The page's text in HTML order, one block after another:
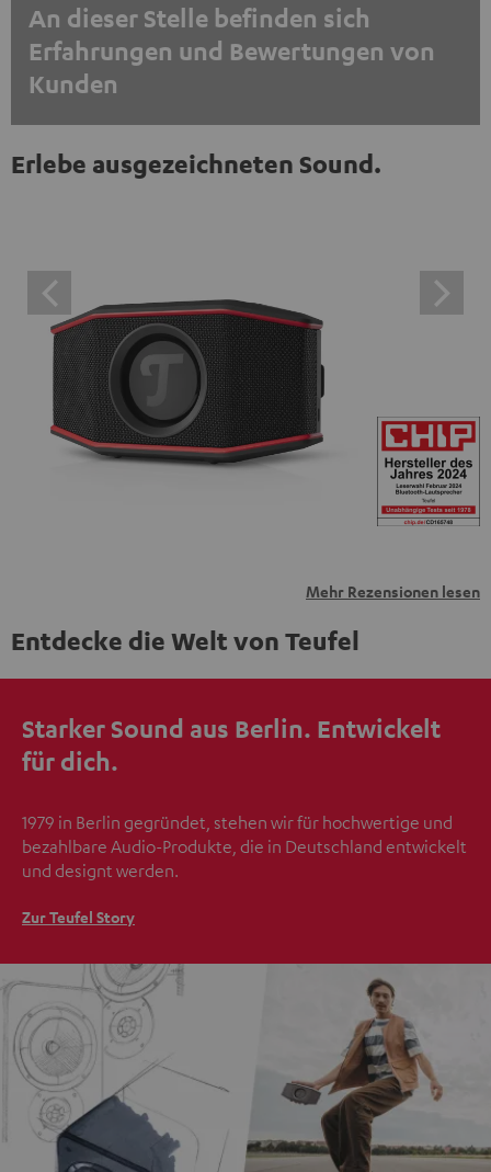
An dieser Stelle befinden sich
Erfahrungen und Bewertungen von
Kunden
EINMALIG ZUSTIMMEN UND ANZEIGEN
werden. Mit dem Anklicken des Inhalts wird zugestimmt,
dass externe Inhalte angezeigt werden. Dabei können
personenbezogene Daten an Drittplattformen
übermittelt werden.
Weitere Informationen sind in der
Datenschutzerklärung unter I zu finden
Erlebe ausgezeichneten Sound.
Mehr Rezensionen lesen
Entdecke die Welt von Teufel
Starker Sound aus Berlin. Entwickelt
für dich.
1979 in Berlin gegründet, stehen wir für hochwertige und
bezahlbare Audio-Produkte, die in Deutschland entwickelt
und designt werden.
Zur Teufel Story